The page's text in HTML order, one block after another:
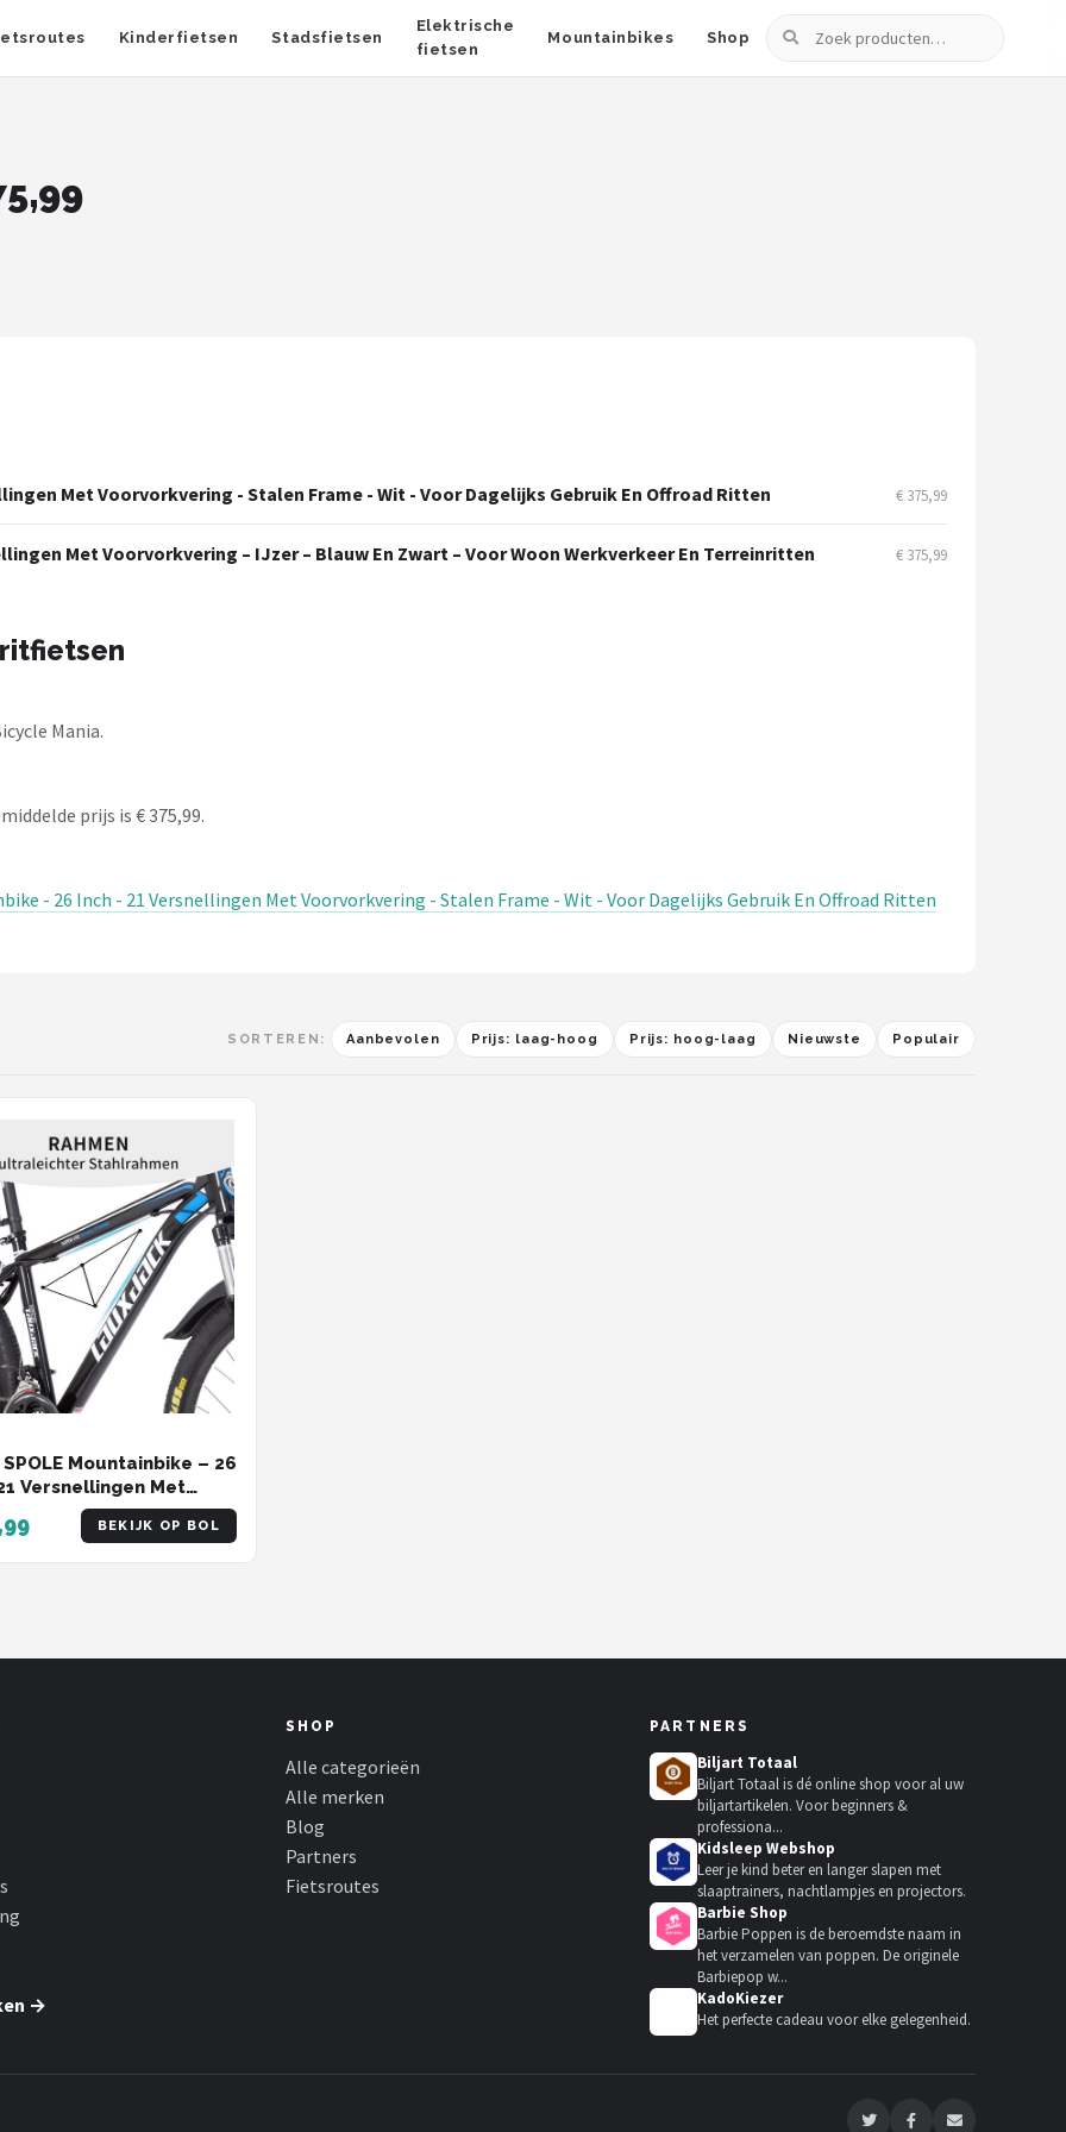
Kinderfietsen Stadsfietsen
Elektrische
fietsen
Mountainbikes Shop
Zoeken
Met Voorvorkvering - Stalen Frame - Wit - Voor Dagelijks Gebruik En Offroad Ritten € 375,99
Met Voorvorkvering – IJzer – Blauw En Zwart – Voor Woon Werkverkeer En Terreinritten € 375,99
Mania.
prijs is € 375,99.
- 26 Inch - 21 Versnellingen Met Voorvorkvering - Stalen Frame - Wit - Voor Dagelijks Gebruik En Offroad Ritten
SORTEREN: Aanbevolen Prijs: laag-hoog Prijs: hoog-laag Nieuwste Populair
SPOLE Mountainbike – 26
Versnellingen Met
– IJzer – Blauw
– Voor Woon
En Terreinritten
BEKIJK OP BOL
→
SHOP
Alle categorieën
Alle merken
Blog
Partners
Fietsroutes
PARTNERS
Biljart Totaal
Biljart Totaal is dé online shop voor al uw
biljartartikelen. Voor beginners &
professiona...
Kidsleep Webshop
Leer je kind beter en langer slapen met
slaaptrainers, nachtlampjes en projectors.
Barbie Shop
Barbie Poppen is de beroemdste naam in
het verzamelen van poppen. De originele
Barbiepop w...
KadoKiezer
Het perfecte cadeau voor elke gelegenheid.